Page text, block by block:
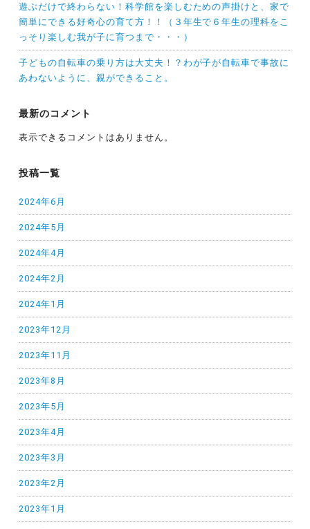
遊ぶだけで終わらない！科学館を楽しむための声掛けと、家で
簡単にできる好奇心の育て方！！（３年生で６年生の理科をこ
っそり楽しむ我が子に育つまで・・・）
子どもの自転車の乗り方は大丈夫！？わが子が自転車で事故に
あわないように、親ができること。
最新のコメント
表示できるコメントはありません。
投稿一覧
2024年6月
2024年5月
2024年4月
2024年2月
2024年1月
2023年12月
2023年11月
2023年8月
2023年5月
2023年4月
2023年3月
2023年2月
2023年1月